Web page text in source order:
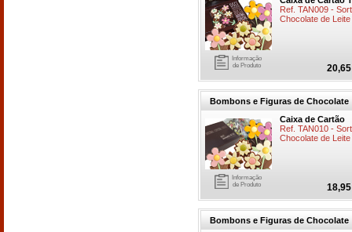
Informação
de Produto
Ref. TAN009 -
Chocolate de
Bombons e Figuras de Chocolate
Informação
de Produto
Caixa de Cartão
Ref. TAN010 -
Chocolate de
Bombons e Figuras de Chocolate